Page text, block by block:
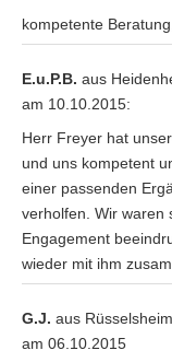
kompetente
E.u.P.B. aus
am 10.10.2015:
Herr Freyer hat
und uns kompetent
einer passenden
verholfen. Wir waren
Engagement
wieder mit ihm
G.J. aus Rüsselsheim
am 06.10.2015